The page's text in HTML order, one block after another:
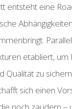
entsteht eine
etabliert, um
Qualität zu
sich einen
noch zaudern –